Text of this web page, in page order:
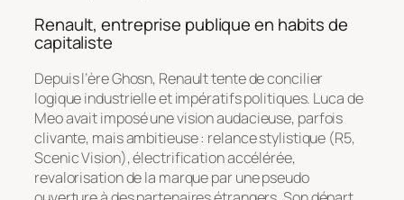
Renault, entreprise publique en habits de
capitaliste
Depuis l’ère Ghosn, Renault tente de concilier
logique industrielle et impératifs politiques. Luca de
Meo avait imposé une vision audacieuse, parfois
clivante, mais ambitieuse : relance stylistique (R5,
Scenic Vision), électrification accélérée,
revalorisation de la marque par une pseudo